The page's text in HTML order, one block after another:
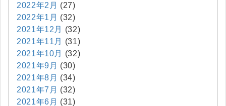
2022年2月 (27)
2022年1月 (32)
2021年12月
(32)
2021年11月
(31)
2021年10月
(32)
2021年9月 (30)
2021年8月 (34)
2021年7月 (32)
2021年6月 (31)